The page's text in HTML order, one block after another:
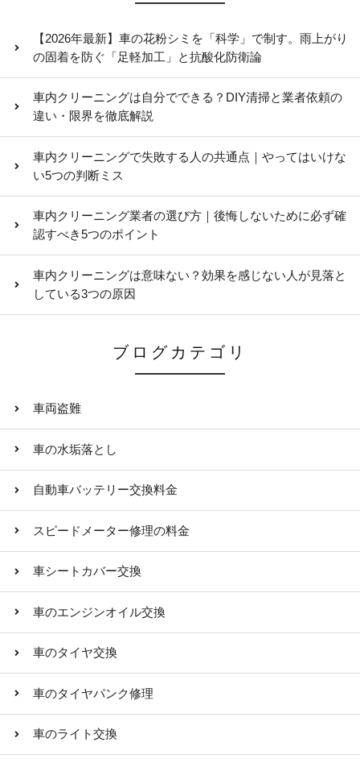
【2026年最新】車の花粉シミを「科学」で制す。雨上がり
の固着を防ぐ「足軽加工」と抗酸化防衛論
車内クリーニングは自分でできる？DIY清掃と業者依頼の
違い・限界を徹底解説
車内クリーニングで失敗する人の共通点｜やってはいけな
い5つの判断ミス
車内クリーニング業者の選び方｜後悔しないために必ず確
認すべき5つのポイント
車内クリーニングは意味ない？効果を感じない人が見落と
している3つの原因
ブログカテゴリ
車両盗難
車の水垢落とし
自動車バッテリー交換料金
スピードメーター修理の料金
車シートカバー交換
車のエンジンオイル交換
車のタイヤ交換
車のタイヤパンク修理
車のライト交換